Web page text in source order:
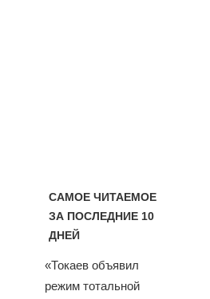
САМОЕ ЧИТАЕМОЕ
ЗА ПОСЛЕДНИЕ 10
ДНЕЙ
«Токаев объявил
режим тотальной